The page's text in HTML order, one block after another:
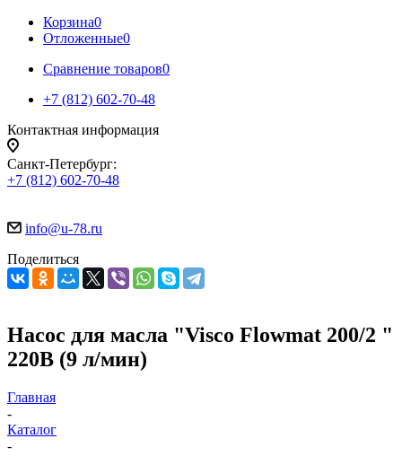
Корзина0
Отложенные0
Сравнение товаров0
+7 (812) 602-70-48
Контактная информация
Санкт-Петербург:
+7 (812) 602-70-48
info@u-78.ru
Поделиться
Насос для масла "Visco Flowmat 200/2 "
220В (9 л/мин)
Главная
-
Каталог
-